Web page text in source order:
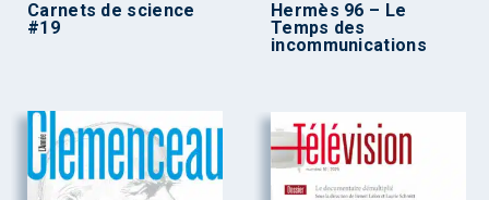
Carnets de science
#19
Hermès 96 – Le
Temps des
incommunications